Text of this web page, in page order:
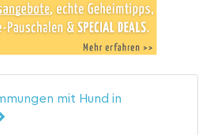
mit Hund in